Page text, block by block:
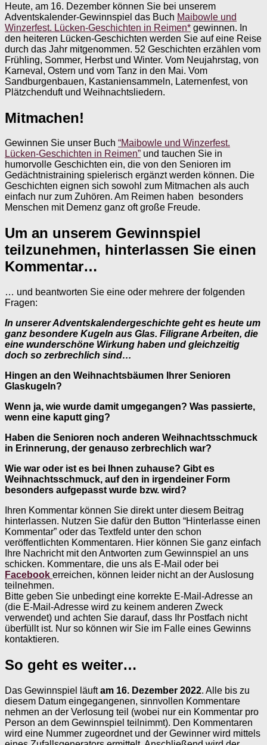
Heute, am 16. Dezember können Sie bei unserem
Adventskalender-Gewinnspiel das Buch Maibowle und
Winzerfest. Lücken-Geschichten in Reimen* gewinnen. In
den heiteren Lücken-Geschichten werden Sie auf eine Reise
durch das Jahr mitgenommen. 52 Geschichten erzählen vom
Frühling, Sommer, Herbst und Winter. Vom Neujahrstag, von
Karneval, Ostern und vom Tanz in den Mai. Vom
Sandburgenbauen, Kastaniensammeln, Laternenfest, von
Plätzchenduft und Weihnachtsliedern.
Mitmachen!
Gewinnen Sie unser Buch “Maibowle und Winzerfest.
Lücken-Geschichten in Reimen” und tauchen Sie in
humorvolle Geschichten ein, die von den Senioren im
Gedächtnistraining spielerisch ergänzt werden können. Die
Geschichten eignen sich sowohl zum Mitmachen als auch
einfach nur zum Zuhören. Am Reimen haben besonders
Menschen mit Demenz ganz oft große Freude.
Um an unserem Gewinnspiel
teilzunehmen, hinterlassen Sie einen
Kommentar…
… und beantworten Sie eine oder mehrere der folgenden
Fragen:
In unserer Adventskalendergeschichte geht es heute um
ganz besondere Kugeln aus Glas. Filigrane Arbeiten, die
eine wunderschöne Wirkung haben und gleichzeitig
doch so zerbrechlich sind…
Hingen an den Weihnachtsbäumen Ihrer Senioren
Glaskugeln?
Wenn ja, wie wurde damit umgegangen? Was passierte,
wenn eine kaputt ging?
Haben die Senioren noch anderen Weihnachtsschmuck
in Erinnerung, der genauso zerbrechlich war?
Wie war oder ist es bei Ihnen zuhause? Gibt es
Weihnachtsschmuck, auf den in irgendeiner Form
besonders aufgepasst wurde bzw. wird?
Ihren Kommentar können Sie direkt unter diesem Beitrag
hinterlassen. Nutzen Sie dafür den Button “Hinterlasse einen
Kommentar” oder das Textfeld unter den schon
veröffentlichten Kommentaren. Hier können Sie ganz einfach
Ihre Nachricht mit den Antworten zum Gewinnspiel an uns
schicken. Kommentare, die uns als E-Mail oder bei
Facebook erreichen, können leider nicht an der Auslosung
teilnehmen.
Bitte geben Sie unbedingt eine korrekte E-Mail-Adresse an
(die E-Mail-Adresse wird zu keinem anderen Zweck
verwendet) und achten Sie darauf, dass Ihr Postfach nicht
überfüllt ist. Nur so können wir Sie im Falle eines Gewinns
kontaktieren.
So geht es weiter…
Das Gewinnspiel läuftam 16. Dezember 2022. Alle bis zu
diesem Datum eingegangenen, sinnvollen Kommentare
nehmen an der Verlosung teil (wobei nur ein Kommentar pro
Person an dem Gewinnspiel teilnimmt). Den Kommentaren
wird eine Nummer zugeordnet und der Gewinner wird mittels